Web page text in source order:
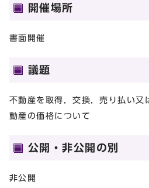
開催場所
書面開催
議題
不動産を取得，交換，売り払い又
動産の価格について
公開・非公開の別
非公開